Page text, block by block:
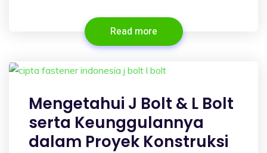
Read more
Mengetahui J Bolt & L Bolt
serta Keunggulannya
dalam Proyek Konstruksi